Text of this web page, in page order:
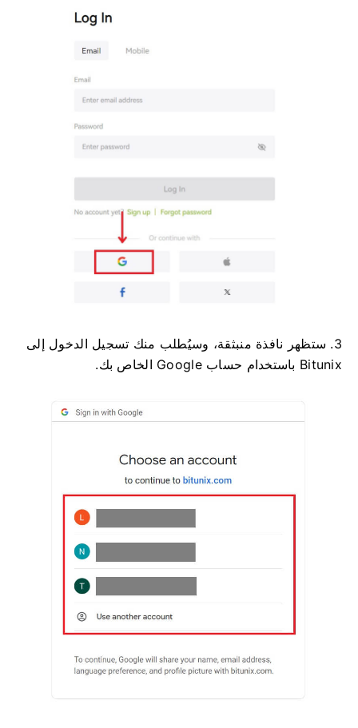
3. ستظهر نافذة منبثقة، وسيُطلب منك تسجيل الدخول إلى
Bitunix باستخدام حساب Google الخاص بك.